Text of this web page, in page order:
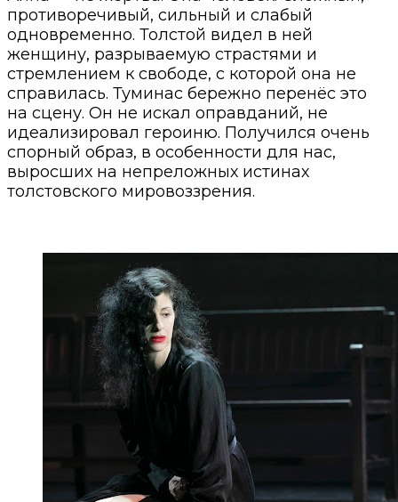
противоречивый, сильный и слабый
одновременно. Толстой видел в ней
женщину, разрываемую страстями и
стремлением к свободе, с которой она не
справилась. Туминас бережно перенёс это
на сцену. Он не искал оправданий, не
идеализировал героиню. Получился очень
спорный образ, в особенности для нас,
выросших на непреложных истинах
толстовского мировоззрения.